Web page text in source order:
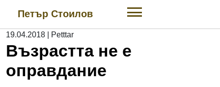
content
Петър Стоилов
19.04.2018 Petttar
Възрастта не е
оправдание